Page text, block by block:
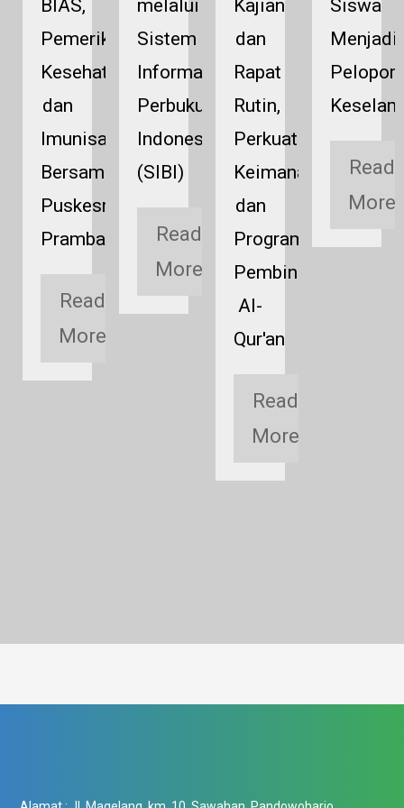
BIAS,
Pemeriksaan
Kesehatan,
dan
Imunisasi
Bersama
Puskesmas
Prambanan
Read
More
melalui
Sistem
Informasi
Perbukuan
Indonesia
(SIBI)
Read
More
Kajian
dan
Rapat
Rutin,
Perkuat
Keimanan
dan
Program
Pembinaan
Al-
Qur'an
Read
More
Siswa
Menjadi
Pelopor
Read
More